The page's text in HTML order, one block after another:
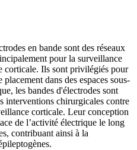
en bande sont des réseaux
pour la surveillance
corticale. Ils sont privilégiés pour
dans des espaces sous-
les bandes d'électrodes sont
interventions chirurgicales contre
corticale. Leur conception
de l’activité électrique le long
contribuant ainsi à la